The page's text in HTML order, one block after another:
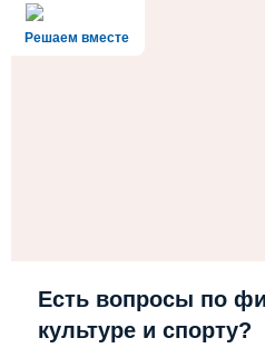
Решаем вместе
Есть вопросы по
культуре и спорту?